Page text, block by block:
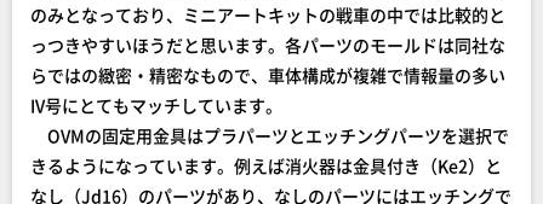
のみとなっており、ミニアートキットの戦車の中では比較的と
っつきやすいほうだと思います。各パーツのモールドは同社な
らではの緻密・精密なもので、車体構成が複雑で情報量の多い
IV号にとてもマッチしています。
OVMの固定用金具はプラパーツとエッチングパーツを選択で
きるようになっています。例えば消火器は金具付き（Ke2）と
なし（Jd16）のパーツがあり、なしのパーツにはエッチングで